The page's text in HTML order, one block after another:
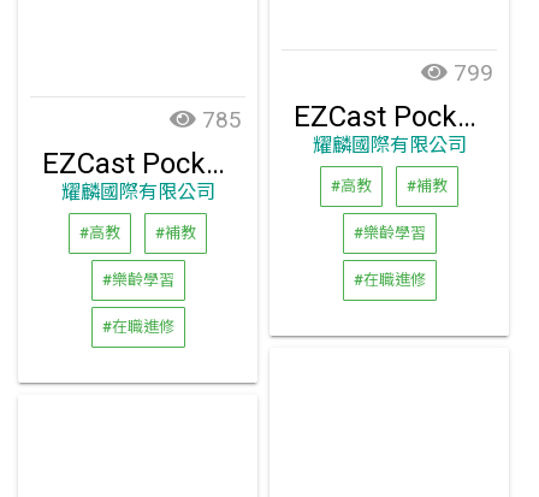
799
EZCast Pocket (HDMI) 無線投影傳輸器套組
耀麟國際有限公司
#高教 #補教
#樂齡學習
#在職進修
785
EZCast Pocket (TYPE-C) 無線投影傳輸器套組
耀麟國際有限公司
#高教 #補教
#樂齡學習
#在職進修